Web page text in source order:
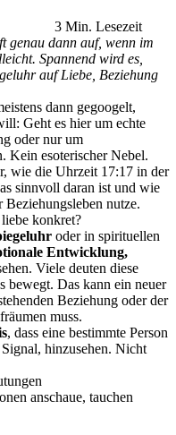
3 Min. Lesezeit
genau dann auf, wenn im
Spannend wird es,
auf Liebe, Beziehung
dann gegoogelt,
Geht es hier um echte
oder nur um
Kein esoterischer Nebel.
wie die Uhrzeit 17:17 in der
sinnvoll daran ist und wie
nutze.
konkret?
oder in spirituellen
Entwicklung,
Viele deuten diese
bewegt. Das kann ein neuer
Beziehung oder der
muss.
, dass eine bestimmte Person
hinzusehen. Nicht
anschaue, tauchen